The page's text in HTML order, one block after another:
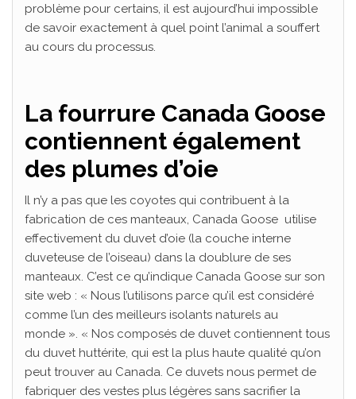
problème pour certains, il est aujourd’hui impossible
de savoir exactement à quel point l’animal a souffert
au cours du processus.
La fourrure Canada Goose
contiennent également
des plumes d’oie
Il n’y a pas que les coyotes qui contribuent à la
fabrication de ces manteaux, Canada Goose utilise
effectivement du duvet d’oie (la couche interne
duveteuse de l’oiseau) dans la doublure de ses
manteaux. C’est ce qu’indique Canada Goose sur son
site web : « Nous l’utilisons parce qu’il est considéré
comme l’un des meilleurs isolants naturels au
monde ». « Nos composés de duvet contiennent tous
du duvet huttérite, qui est la plus haute qualité qu’on
peut trouver au Canada. Ce duvets nous permet de
fabriquer des vestes plus légères sans sacrifier la